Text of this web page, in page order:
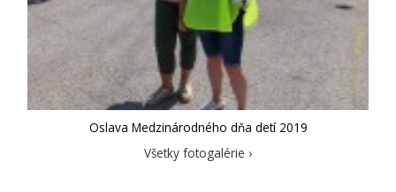
Oslava Medzinárodného dňa detí 2019
Všetky fotogalérie ›